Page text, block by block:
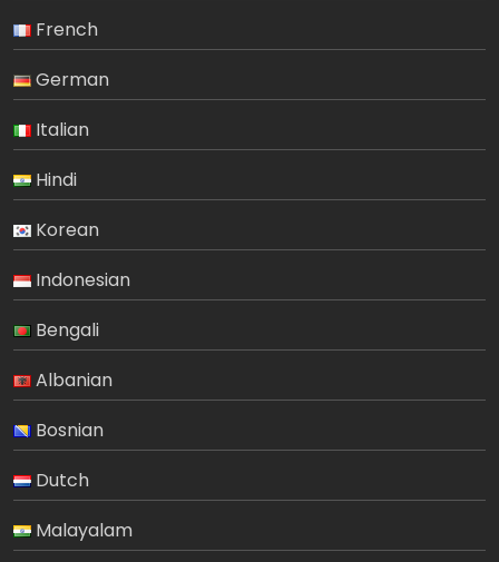
French
German
Italian
Hindi
Korean
Indonesian
Bengali
Albanian
Bosnian
Dutch
Malayalam